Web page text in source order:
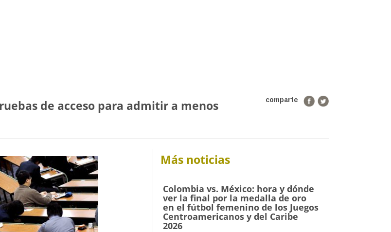
comparte
de acceso para admitir a menos
Más noticias
Colombia vs. México: hora y dónde
ver la final por la medalla de oro
en el fútbol femenino de los Juegos
Centroamericanos y del Caribe
2026